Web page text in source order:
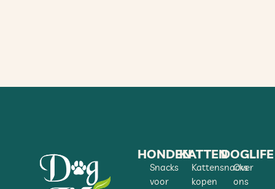
HONDEN
Snacks
voor
KATTEN
Kattensnacks
kopen
DOGLIFE
Over
ons